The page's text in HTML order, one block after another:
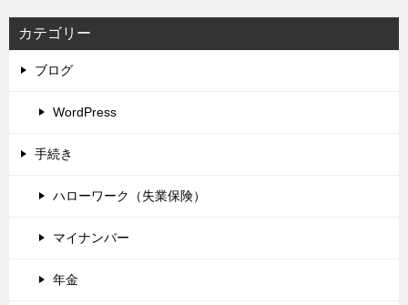
カテゴリー
ブログ
WordPress
手続き
ハローワーク（失業保険）
マイナンバー
年金